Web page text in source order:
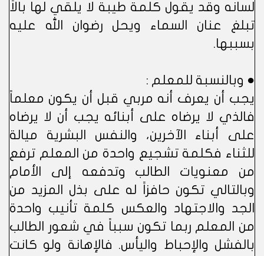
لسانه وقد يقول كلمة طيبة لا يلقي لها بالاً
تبلغ عنان السماء ويحل رضوان الله عليه
بسببها.
● وبالنسبة للمعلم :
يجب أن يعرف أنه مربي قبل أن يكون معلماً
فالذي لا يرضاه على أبنائه يجب أن لا يرضاه
على أبناء الآخرين، والنفس البشرية ميالة
للثناء فكلمة تشجيع واحدة من المعلم ترفع
من معنويات الطالب وتدفعه إلى الأمام
وبالتالي تكون حافزاً له على بذل المزيد من
الجد والاجتهاد والعكس كلمة تأنيب واحدة
من المعلم ربما تكون سبباً في شعور الطالب
بالفشل والإحباط واليأس. فالإهانة ولو كانت